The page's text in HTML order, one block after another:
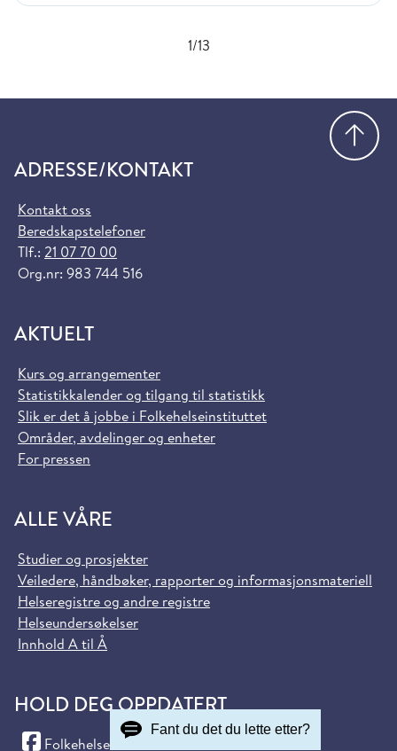
1/13
ADRESSE/KONTAKT
Kontakt oss
Beredskapstelefoner
Tlf.: 21 07 70 00
Org.nr: 983 744 516
AKTUELT
Kurs og arrangementer
Statistikkalender og tilgang til statistikk
Slik er det å jobbe i Folkehelseinstituttet
Områder, avdelinger og enheter
For pressen
ALLE VÅRE
Studier og prosjekter
Veiledere, håndbøker, rapporter og informasjonsmateriell
Helseregistre og andre registre
Helseundersøkelser
Innhold A til Å
HOLD DEG OPPDATERT
Folkehelseinstituttet
(Facebook)
Fant du det du lette etter?